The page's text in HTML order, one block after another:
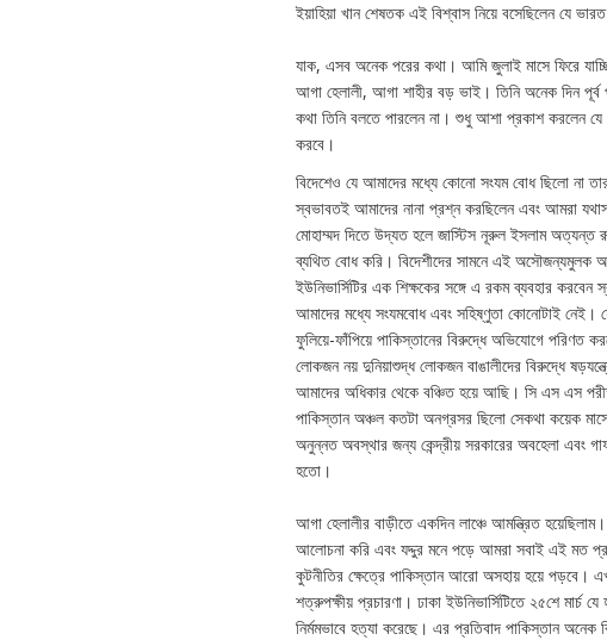
ইয়াহিয়া খান শেষতক এই বিশ্বাস নিয়ে বসেছিলেন যে
যাক, এসব অনেক পরের কথা। আমি জুলাই মাসে ফিরে
আগা হেলালী, আগা শাহীর বড় ভাই। তিনি অনেক দিন পূর্ব
কথা তিনি বলতে পারলেন না। শুধু আশা প্রকাশ করলেন যে
করবে।
বিদেশেও যে আমাদের মধ্যে কোনো সংযম বোধ ছিলো না তার
স্বভাবতই আমাদের নানা প্রশ্ন করছিলেন এবং আমরা
মোহাম্মদ দিতে উদ্যত হলে জাস্টিস নূরুল ইসলাম অত্যন্ত
ব্যথিত বোধ করি। বিদেশীদের সামনে এই অসৌজন্যমুলক
ইউনিভার্সিটির এক শিক্ষকের সঙ্গে এ রকম ব্যবহার
আমাদের মধ্যে সংযমবোধ এবং সহিষ্ণুতা কোনোটাই নেই।
ফুলিয়ে-ফাঁপিয়ে পাকিস্তানের বিরুদ্ধে অভিযোগে পরিণত
লোকজন নয় দুনিয়াশুদ্ধ লোকজন বাঙালীদের বিরুদ্ধে
আমাদের অধিকার থেকে বঞ্চিত হয়ে আছি। সি এস এস
পাকিস্তান অঞ্চল কতটা অনগ্রসর ছিলো সেকথা কয়েক
অনুন্নত অবস্থার জন্য কেন্দ্রীয় সরকারের অবহেলা এবং
হতো।
আগা হেলালীর বাড়ীতে একদিন লাঞ্চে আমন্ত্রিত
আলোচনা করি এবং যদ্দুর মনে পড়ে আমরা সবাই এই মত
কুটনীতির ক্ষেত্রে পাকিস্তান আরো অসহায় হয়ে পড়বে।
শত্রুপক্ষীয় প্রচারণা। ঢাকা ইউনিভার্সিটিতে ২৫শে মার্চ
নির্মমভাবে হত্যা করেছে। এর প্রতিবাদ পাকিস্তান